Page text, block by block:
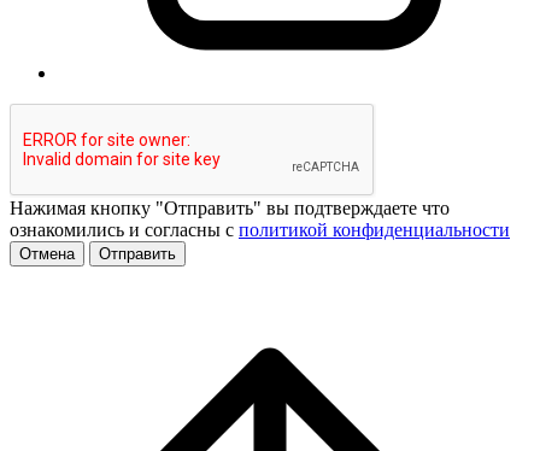
Нажимая кнопку "Отправить" вы подтверждаете что
ознакомились и согласны с политикой конфиденциальности
Отмена Отправить